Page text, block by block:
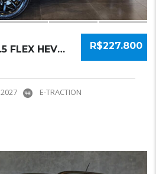
R$227.800
GWM HAVAL H6 1.5 FLEX HEV2 E-TRACTION 2027 S...
2027 E-TRACTION